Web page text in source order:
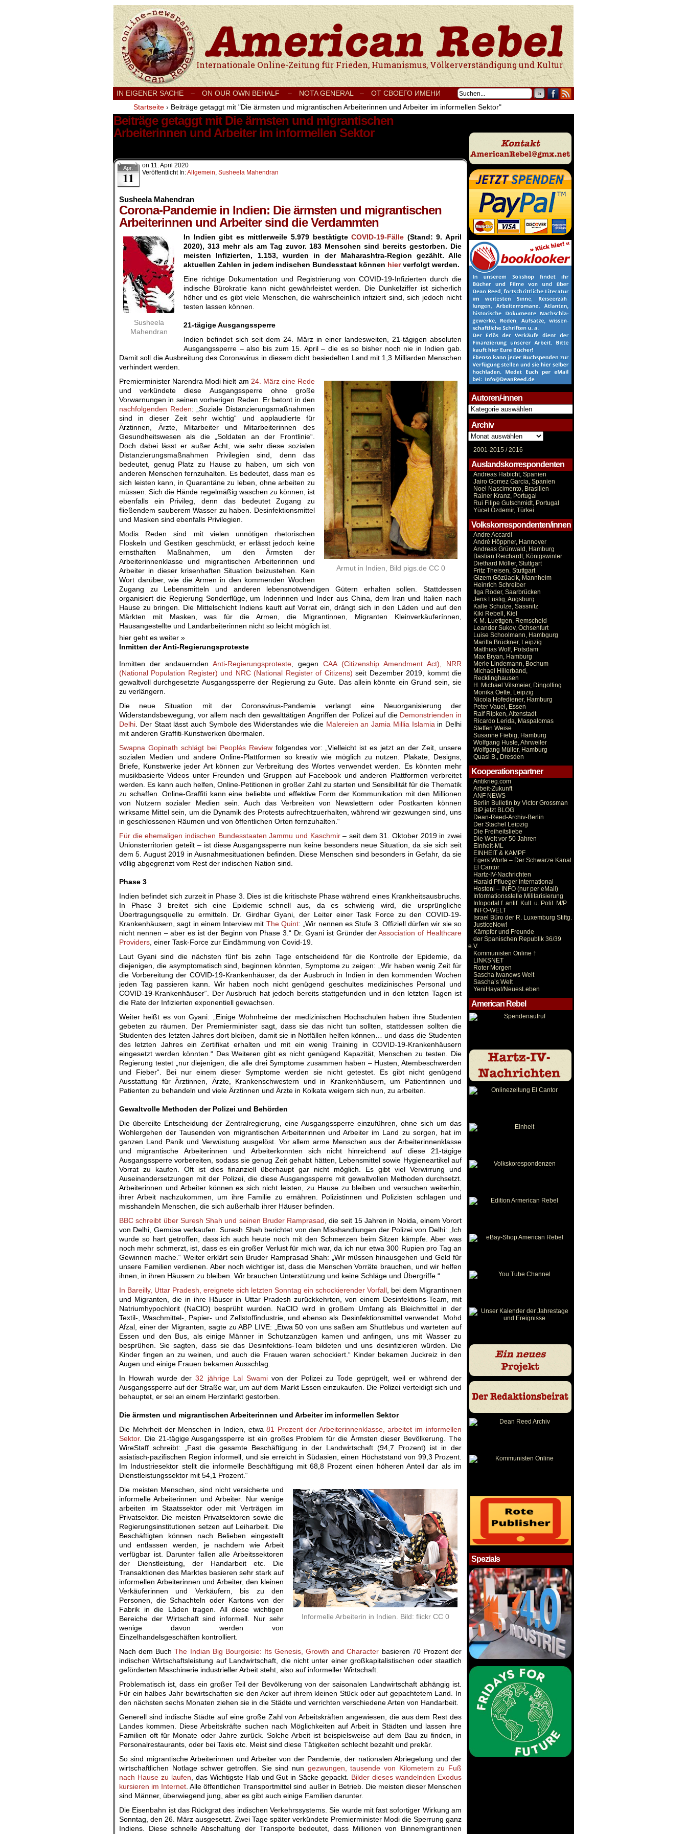
Internationale Onlinezeitung für Frieden, Humanismus, Völkerverständigung und Kultur
IN EIGENER SACHE – ON OUR OWN BEHALF – NOTA GENERAL – ОТ СВОЕГО ИМЕНИ »
Startseite › Beiträge getaggt mit "Die ärmsten und migrantischen Arbeiterinnen und Arbeiter im informellen Sektor"
Beiträge getaggt mit Die ärmsten und migrantischen
Arbeiterinnen und Arbeiter im informellen Sektor
Apr.
11
on 11. April 2020
Veröffentlicht In:Allgemein, Susheela Mahendran
Susheela Mahendran
Corona-Pandemie in Indien: Die ärmsten und migrantischen
Arbeiterinnen und Arbeiter sind die Verdammten
Susheela
Mahendran
In Indien gibt es mittlerweile 5.979 bestätigteCOVID-19-Fälle (Stand: 9. April
2020), 313 mehr als am Tag zuvor. 183 Menschen sind bereits gestorben. Die
meisten Infizierten, 1.153, wurden in der Maharashtra-Region gezählt. Alle
aktuellen Zahlen in jedem indischen Bundesstaat können hierverfolgt werden.
Eine richtige Dokumentation und Registrierung von COVID-19-Infizierten durch die
indische Bürokratie kann nicht gewährleistet werden. Die Dunkelziffer ist sicherlich
höher und es gibt viele Menschen, die wahrscheinlich infiziert sind, sich jedoch nicht
testen lassen können.
21-tägige Ausgangssperre
Indien befindet sich seit dem 24. März in einer landesweiten, 21-tägigen absoluten
Ausgangssperre – also bis zum 15. April – die es so bisher noch nie in Indien gab.
Damit soll die Ausbreitung des Coronavirus in diesem dicht besiedelten Land mit 1,3 Milliarden Menschen
verhindert werden.
Armut in Indien, Bild pigs.de CC 0
Premierminister Narendra Modi hielt am 24. März eine Rede
und verkündete diese Ausgangssperre ohne große
Vorwarnungen in seinen vorherigen Reden. Er betont in den
nachfolgenden Reden: „Soziale Distanzierungsmaßnahmen
sind in dieser Zeit sehr wichtig“ und applaudierte für
Ärztinnen, Ärzte, Mitarbeiter und Mitarbeiterinnen des
Gesundheitswesen als die „Soldaten an der Frontlinie“.
Doch dabei lässt er außer Acht, wie sehr diese sozialen
Distanzierungsmaßnahmen Privilegien sind, denn das
bedeutet, genug Platz zu Hause zu haben, um sich von
anderen Menschen fernzuhalten. Es bedeutet, dass man es
sich leisten kann, in Quarantäne zu leben, ohne arbeiten zu
müssen. Sich die Hände regelmäßig waschen zu können, ist
ebenfalls ein Privileg, denn das bedeutet Zugang zu
fließendem sauberem Wasser zu haben. Desinfektionsmittel
und Masken sind ebenfalls Privilegien.
Modis Reden sind mit vielen unnötigen rhetorischen
Floskeln und Gestiken geschmückt, er erlässt jedoch keine
ernsthaften Maßnahmen, um den Ärmsten der
Arbeiterinnenklasse und migrantischen Arbeiterinnen und
Arbeiter in dieser krisenhaften Situation beizustehen. Kein
Wort darüber, wie die Armen in den kommenden Wochen
Zugang zu Lebensmitteln und anderen lebensnotwendigen Gütern erhalten sollen. Stattdessen
organisiert die Regierung Sonderflüge, um Inderinnen und Inder aus China, dem Iran und Italien nach
Hause zu bringen. Die Mittelschicht Indiens kauft auf Vorrat ein, drängt sich in den Läden und auf den
Märkten mit Masken, was für die Armen, die Migrantinnen, Migranten Kleinverkäuferínnen,
Hausangestellte und Landarbeiterinnen nicht so leicht möglich ist.
hier geht es weiter »
Inmitten der Anti-Regierungsproteste
Inmitten der andauernden Anti-Regierungsproteste , gegen CAA (Citizenship Amendment Act), NRR
(National Population Register) und NRC (National Register of Citizens) seit Dezember 2019, kommt die
gewaltvoll durchgesetzte Ausgangssperre der Regierung zu Gute. Das allein könnte ein Grund sein, sie
zu verlängern.
Die neue Situation mit der Coronavirus-Pandemie verlangt eine Neuorganisierung der
Widerstandsbewegung, vor allem nach den gewalttätigen Angriffen der Polizei auf die Demonstrienden in
Delhi . Der Staat lässt auch Symbole des Widerstandes wie die Malereien an Jamia Millia Islamia in Delhi
mit anderen Graffiti-Kunstwerken übermalen.
Swapna Gopinath schlägt bei Peoplés Reviewfolgendes vor: „Vielleicht ist es jetzt an der Zeit, unsere
sozialen Medien und andere Online-Plattformen so kreativ wie möglich zu nutzen. Plakate, Designs,
Briefe, Kunstwerke jeder Art können zur Verbreitung des Wortes verwendet werden. Es könnten mehr
musikbasierte Videos unter Freunden und Gruppen auf Facebook und anderen Plattformen verbreitet
werden. Es kann auch helfen, Online-Petitionen in großer Zahl zu starten und Sensibilität für die Thematik
zu schaffen. Online-Graffiti kann eine beliebte und effektive Form der Kommunikation mit den Millionen
von Nutzern sozialer Medien sein. Auch das Verbreiten von Newslettern oder Postkarten können
wirksame Mittel sein, um die Dynamik des Protests aufrechtzuerhalten, während wir gezwungen sind, uns
in geschlossenen Räumen und von öffentlichen Orten fernzuhalten.“
Für die ehemaligen indischen Bundesstaaten Jammu und Kaschmir– seit dem 31. Oktober 2019 in zwei
Unionsterritorien geteilt – ist diese Ausgangssperre nun keine besonders neue Situation, da sie sich seit
dem 5. August 2019 in Ausnahmesituationen befinden. Diese Menschen sind besonders in Gefahr, da sie
völlig abgegrenzt vom Rest der indischen Nation sind.
Phase 3
Indien befindet sich zurzeit in Phase 3. Dies ist die kritischste Phase während eines Krankheitsausbruchs.
In Phase 3 breitet sich eine Epidemie schnell aus, da es schwierig wird, die ursprüngliche
Übertragungsquelle zu ermitteln. Dr. Girdhar Gyani, der Leiter einer Task Force zu den COVID-19-
Krankenhäusern, sagt in einem Interview mit The Quint: „Wir nennen es Stufe 3. Offiziell dürfen wir sie so
nicht nennen – aber es ist der Beginn von Phase 3.“ Dr. Gyani ist Gründer derAssociation of Healthcare
Providers , einer Task-Force zur Eindämmung von Covid-19.
Laut Gyani sind die nächsten fünf bis zehn Tage entscheidend für die Kontrolle der Epidemie, da
diejenigen, die asymptomatisch sind, beginnen könnten, Symptome zu zeigen: „Wir haben wenig Zeit für
die Vorbereitung der COVID-19-Krankenhäuser, da der Ausbruch in Indien in den kommenden Wochen
jeden Tag passieren kann. Wir haben noch nicht genügend geschultes medizinisches Personal und
COVID-19-Krankenhäuser“. Der Ausbruch hat jedoch bereits stattgefunden und in den letzten Tagen ist
die Rate der Infizierten exponentiell gewachsen.
Weiter heißt es von Gyani: „Einige Wohnheime der medizinischen Hochschulen haben ihre Studenten
gebeten zu räumen. Der Premierminister sagt, dass sie das nicht tun sollten, stattdessen sollten die
Studenten des letzten Jahres dort bleiben, damit sie in Notfällen helfen können… und dass die Studenten
des letzten Jahres ein Zertifikat erhalten und mit ein wenig Training in COVID-19-Krankenhäusern
eingesetzt werden könnten.“ Des Weiteren gibt es nicht genügend Kapazität, Menschen zu testen. Die
Regierung testet „nur diejenigen, die alle drei Symptome zusammen haben – Husten, Atembeschwerden
und Fieber“. Bei nur einem dieser Symptome werden sie nicht getestet. Es gibt nicht genügend
Ausstattung für Ärztinnen, Ärzte, Krankenschwestern und in Krankenhäusern, um Patientinnen und
Patienten zu behandeln und viele Ärztinnen und Ärzte in Kolkata weigern sich nun, zu arbeiten.
Gewaltvolle Methoden der Polizei und Behörden
Die übereilte Entscheidung der Zentralregierung, eine Ausgangssperre einzuführen, ohne sich um das
Wohlergehen der Tausenden von migrantischen Arbeiterinnen und Arbeiter im Land zu sorgen, hat im
ganzen Land Panik und Verwüstung ausgelöst. Vor allem arme Menschen aus der Arbeiterinnenklasse
und migrantische Arbeiterinnen und Arbeiterkonnten sich nicht hinreichend auf diese 21-tägige
Ausgangssperre vorbereiten, sodass sie genug Zeit gehabt hätten, Lebensmittel sowie Hygieneartikel auf
Vorrat zu kaufen. Oft ist dies finanziell überhaupt gar nicht möglich. Es gibt viel Verwirrung und
Auseinandersetzungen mit der Polizei, die diese Ausgangssperre mit gewaltvollen Methoden durchsetzt.
Arbeiterinnen und Arbeiter können es sich nicht leisten, zu Hause zu bleiben und versuchen weiterhin,
ihrer Arbeit nachzukommen, um ihre Familie zu ernähren. Polizistinnen und Polizisten schlagen und
misshandeln Menschen, die sich außerhalb ihrer Häuser befinden.
BBC schreibt über Suresh Shah und seinen Bruder Ramprasad , die seit 15 Jahren in Noida, einem Vorort
von Delhi, Gemüse verkaufen. Suresh Shah berichtet von den Misshandlungen der Polizei von Delhi: „Ich
wurde so hart getroffen, dass ich auch heute noch mit den Schmerzen beim Sitzen kämpfe. Aber was
noch mehr schmerzt, ist, dass es ein großer Verlust für mich war, da ich nur etwa 300 Rupien pro Tag an
Gewinnen mache.“ Weiter erklärt sein Bruder Ramprasad Shah: „Wir müssen hinausgehen und Geld für
unsere Familien verdienen. Aber noch wichtiger ist, dass die Menschen Vorräte brauchen, und wir helfen
ihnen, in ihren Häusern zu bleiben. Wir brauchen Unterstützung und keine Schläge und Übergriffe.“
In Bareilly, Uttar Pradesh, ereignete sich letzten Sonntag ein schockierender Vorfall , bei dem Migrantinnen
und Migranten, die in ihre Häuser in Uttar Pradesh zurückkehrten, von einem Desinfektions-Team, mit
Natriumhypochlorit (NaClO) besprüht wurden. NaClO wird in großem Umfang als Bleichmittel in der
Textil-, Waschmittel-, Papier- und Zellstoffindustrie, und ebenso als Desinfektionsmittel verwendet. Mohd
Afzal, einer der Migranten, sagte zu ABP LIVE: „Etwa 50 von uns saßen am Shuttlebus und warteten auf
Essen und den Bus, als einige Männer in Schutzanzügen kamen und anfingen, uns mit Wasser zu
besprühen. Sie sagten, dass sie das Desinfektions-Team bildeten und uns desinfizieren würden. Die
Kinder fingen an zu weinen, und auch die Frauen waren schockiert.“ Kinder bekamen Juckreiz in den
Augen und einige Frauen bekamen Ausschlag.
In Howrah wurde der32 jährige Lal Swamivon der Polizei zu Tode geprügelt, weil er während der
Ausgangssperre auf der Straße war, um auf dem Markt Essen einzukaufen. Die Polizei verteidigt sich und
behauptet, er sei an einem Herzinfarkt gestorben.
Die ärmsten und migrantischen Arbeiterinnen und Arbeiter im informellen Sektor
Die Mehrheit der Menschen in Indien, etwa81 Prozent der Arbeiterinnenklasse, arbeitet im informellen
Sektor. Die 21-tägige Ausgangssperre ist ein großes Problem für die Ärmsten dieser Bevölkerung. The
WireStaff schreibt: „Fast die gesamte Beschäftigung in der Landwirtschaft (94,7 Prozent) ist in der
asiatisch-pazifischen Region informell, und sie erreicht in Südasien, einen Höchststand von 99,3 Prozent.
Im Industriesektor stellt die informelle Beschäftigung mit 68,8 Prozent einen höheren Anteil dar als im
Dienstleistungssektor mit 54,1 Prozent.“
Informelle Arbeiterin in Indien. Bild: flickr CC 0
Die meisten Menschen, sind nicht versicherte und
informelle Arbeiterinnen und Arbeiter. Nur wenige
arbeiten im Staatssektor oder mit Verträgen im
Privatsektor. Die meisten Privatsektoren sowie die
Regierungsinstitutionen setzen auf Leiharbeit. Die
Beschäftigten können nach Belieben eingestellt
und entlassen werden, je nachdem wie Arbeit
verfügbar ist. Darunter fallen alle Arbeitssektoren
der Dienstleistung, der Handarbeit etc. Die
Transaktionen des Marktes basieren sehr stark auf
informellen Arbeiterinnen und Arbeiter, den kleinen
Verkäuferinnen und Verkäufern, bis zu den
Personen, die Schachteln oder Kartons von der
Fabrik in die Läden tragen. All diese wichtigen
Bereiche der Wirtschaft sind informell. Nur sehr
wenige davon werden von
Einzelhandelsgeschäften kontrolliert.
Nach dem BuchThe Indian Big Bourgoisie: Its Genesis, Growth and Character basieren 70 Prozent der
indischen Wirtschaftsleistung auf Landwirtschaft, die nicht unter einer großkapitalistischen oder staatlich
geförderten Maschinerie industrieller Arbeit steht, also auf informeller Wirtschaft.
Problematisch ist, dass ein großer Teil der Bevölkerung von der saisonalen Landwirtschaft abhängig ist.
Für ein halbes Jahr bewirtschaften sie den Acker auf ihrem kleinen Stück oder auf gepachtetem Land. In
den nächsten sechs Monaten ziehen sie in die Städte und verrichten verschiedene Arten von Handarbeit.
Generell sind indische Städte auf eine große Zahl von Arbeitskräften angewiesen, die aus dem Rest des
Landes kommen. Diese Arbeitskräfte suchen nach Möglichkeiten auf Arbeit in Städten und lassen ihre
Familien oft für Monate oder Jahre zurück. Solche Arbeit ist beispielsweise auf dem Bau zu finden, in
Personalrestaurants, oder bei Taxis etc. Meist sind diese Tätigkeiten schlecht bezahlt und prekär.
So sind migrantische Arbeiterinnen und Arbeiter von der Pandemie, der nationalen Abriegelung und der
wirtschaftlichen Notlage schwer getroffen. Sie sind nun gezwungen, tausende von Kilometern zu Fuß
nach Hause zu laufen , das Wichtigste Hab und Gut in Säcke gepackt. Bilder dieses wandelnden Exodus
kursieren im Internet . Alle öffentlichen Transportmittel sind außer in Betrieb. Die meisten dieser Menschen
sind Männer, überwiegend jung, aber es gibt auch einige Familien darunter.
Die Eisenbahn ist das Rückgrat des indischen Verkehrssystems. Sie wurde mit fast sofortiger Wirkung am
Sonntag, den 26. März ausgesetzt. Zwei Tage später verkündete Premierminister Modi die Sperrung ganz
Indiens. Diese schnelle Abschaltung der Transporte bedeutet, dass Millionen von Binnemigrantinnen
Autoren/-innen
Autoren/-
innen
Archiv
Archiv
2001-2015 /2016
Auslandskorrespondenten
Andreas Habicht, Spanien
Jairo Gomez Garcia, Spanien
Noel Nascimento, Brasilien
Rainer Kranz, Portugal
Rui Filipe Gutschmidt, Portugal
Yücel Özdemir, Türkei
Volkskorrespondenten/innen
Andre Accardi
André Höppner, Hannover
Andreas Grünwald, Hamburg
Bastian Reichardt, Königswinter
Diethard Möller, Stuttgart
Fritz Theisen, Stuttgart
Gizem Gözüacik, Mannheim
Heinrich Schreiber
Ilga Röder, Saarbrücken
Jens Lustig, Augsburg
Kalle Schulze, Sassnitz
Kiki Rebell, Kiel
K-M. Luettgen, Remscheid
Leander Sukov, Ochsenfurt
Luise Schoolmann, Hambgurg
Maritta Brückner, Leipzig
Matthias Wolf, Potsdam
Max Bryan, Hamburg
Merle Lindemann, Bochum
Michael Hillerband,
Recklinghausen
H. Michael Vilsmeier, Dingolfing
Monika Oette, Leipzig
Nicola Hofediener, Hamburg
Peter Vauel, Essen
Ralf Ripken, Altenstadt
Ricardo Lerida, Maspalomas
Steffen Weise
Susanne Fiebig, Hamburg
Wolfgang Huste, Ahrweiler
Wolfgang Müller, Hamburg
Quasi B., Dresden
Kooperationspartner
Antikrieg.com
Arbeit-Zukunft
ANF NEWS
Berlin Bulletin by Victor Grossman
BIP jetzt BLOG
Dean-Reed-Archiv-Berlin
Der Stachel Leipzig
Die Freiheitsliebe
Die Welt vor 50 Jahren
Einheit-ML
EINHEIT & KAMPF
Egers Worte – Der Schwarze Kanal
El Cantor
Hartz-IV-Nachrichten
Harald Pflueger international
Hosteni – INFO (nur per eMail)
Informationsstelle Militarisierung
Infoportal f. antif. Kult. u. Polit. M/P
INFO-WELT
Israel Büro der R. Luxemburg Stiftg.
JusticeNow!
Kämpfer und Freunde
der Spanischen Republik 36/39
e.V.
Kommunisten Online †
LINKSNET
Roter Morgen
Sascha Iwanows Welt
Sascha’s Welt
YeniHayat/NeuesLeben
American Rebel
Spezials